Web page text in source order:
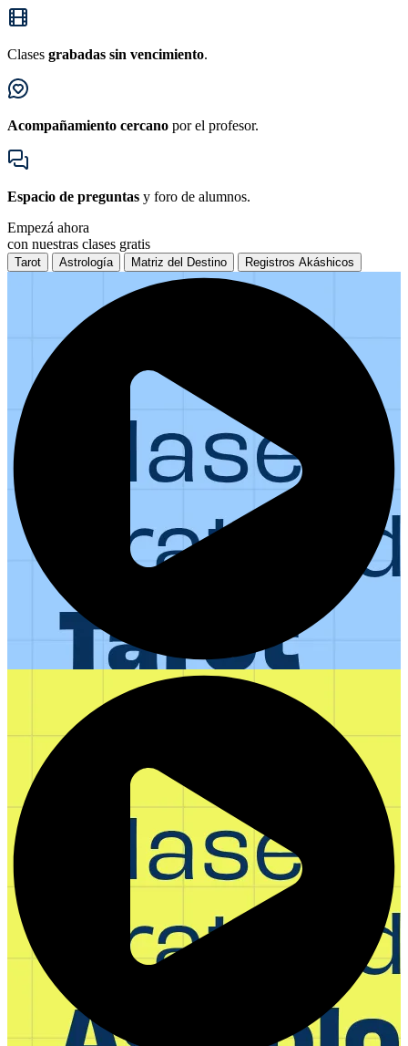
Clases grabadas sin vencimiento.
Acompañamiento cercano por el profesor.
Espacio de preguntas y foro de alumnos.
Empezá ahora
con nuestras clases gratis
Tarot Astrología Matriz del Destino Registros Akáshicos